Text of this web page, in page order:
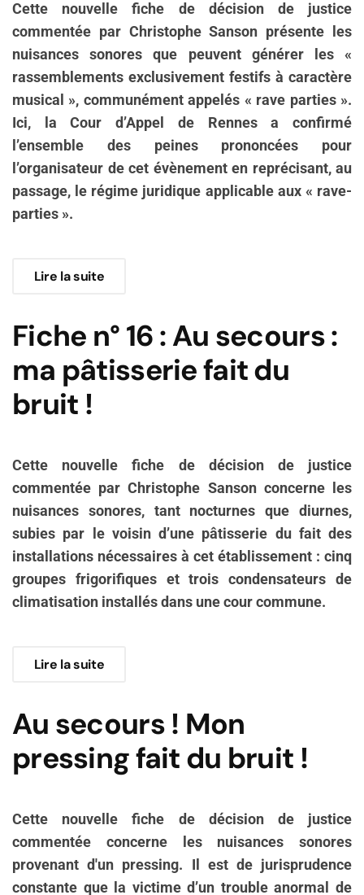
Cette nouvelle fiche de décision de justice
commentée par Christophe Sanson présente les
nuisances sonores que peuvent générer les «
rassemblements exclusivement festifs à caractère
musical », communément appelés « rave parties ».
Ici, la Cour d’Appel de Rennes a confirmé
l’ensemble des peines prononcées pour
l’organisateur de cet évènement en reprécisant, au
passage, le régime juridique applicable aux « rave-
parties ».
Lire la suite
Fiche n° 16 : Au secours :
ma pâtisserie fait du
bruit !
Cette nouvelle fiche de décision de justice
commentée par Christophe Sanson concerne les
nuisances sonores, tant nocturnes que diurnes,
subies par le voisin d’une pâtisserie du fait des
installations nécessaires à cet établissement : cinq
groupes frigorifiques et trois condensateurs de
climatisation installés dans une cour commune.
Lire la suite
Au secours ! Mon
pressing fait du bruit !
Cette nouvelle fiche de décision de justice
commentée concerne les nuisances sonores
provenant d'un pressing. Il est de jurisprudence
constante que la victime d’un trouble anormal de